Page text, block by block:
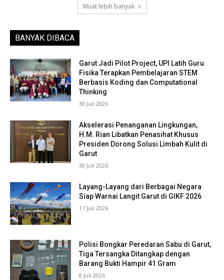
Muat lebih banyak
BANYAK DIBACA
Garut Jadi Pilot Project, UPI Latih Guru
Fisika Terapkan Pembelajaran STEM
Berbasis Koding dan Computational
Thinking
30 Juli 2026
Akselerasi Penanganan Lingkungan,
H.M. Rian Libatkan Penasihat Khusus
Presiden Dorong Solusi Limbah Kulit di
Garut
30 Juli 2026
Layang-Layang dari Berbagai Negara
Siap Warnai Langit Garut di GIKF 2026
17 Juli 2026
Polisi Bongkar Peredaran Sabu di Garut,
Tiga Tersangka Ditangkap dengan
Barang Bukti Hampir 41 Gram
8 Juli 2026